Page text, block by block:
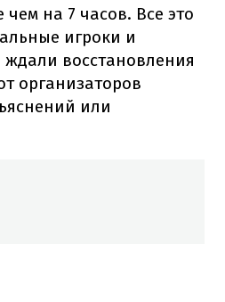
на 7 часов. Все это
игроки и
ждали восстановления
организаторов
или